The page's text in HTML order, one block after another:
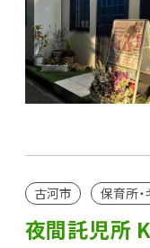
古河市 保育所・
夜間託児所